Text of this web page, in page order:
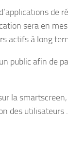
de
sera en
actifs à long
public afin de
la
des utilisateurs